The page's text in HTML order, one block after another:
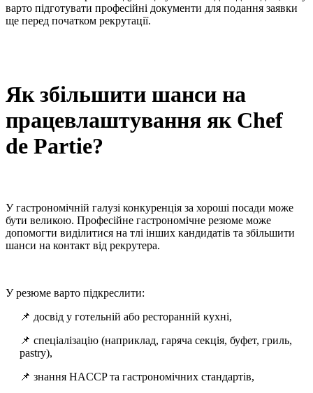
варто підготувати професійні документи для подання заявки
ще перед початком рекрутації.
Як збільшити шанси на
працевлаштування як Chef
de Partie?
У гастрономічній галузі конкуренція за хороші посади може
бути великою. Професійне гастрономічне резюме може
допомогти виділитися на тлі інших кандидатів та збільшити
шанси на контакт від рекрутера.
У резюме варто підкреслити:
📌 досвід у готельній або ресторанній кухні,
📌 спеціалізацію (наприклад, гаряча секція, буфет, гриль,
pastry),
📌 знання HACCP та гастрономічних стандартів,